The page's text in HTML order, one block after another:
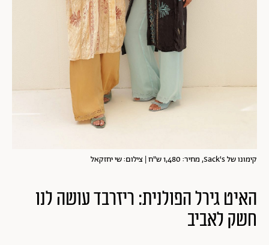
קימונו של Sack's, מחיר: 1,480 ש"ח | צילום: שי יחזקאל
האיט גירל הפולנית: ריזרבד עושה לנו
חשק לאביב